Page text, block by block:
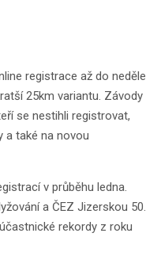
registrace až do neděle
25km variantu. Závody
se nestihli registrovat,
a také na novou
v průběhu ledna.
a ČEZ Jizerskou 50.
rekordy z roku